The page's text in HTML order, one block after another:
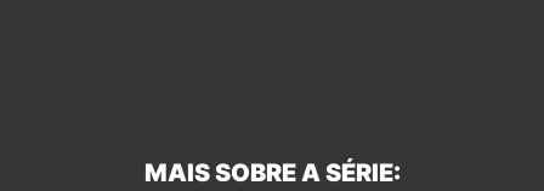
MAIS SOBRE A SÉRIE: